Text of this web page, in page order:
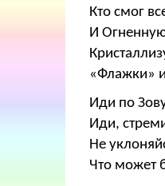
Кто смог
И
«Флажки»
Иди по
Иди,
Не
Что может